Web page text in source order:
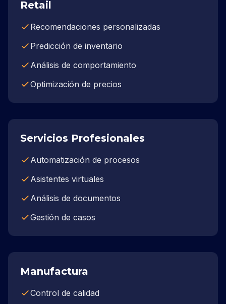
Retail
Recomendaciones personalizadas
Predicción de inventario
Análisis de comportamiento
Optimización de precios
Servicios Profesionales
Automatización de procesos
Asistentes virtuales
Análisis de documentos
Gestión de casos
Manufactura
Control de calidad